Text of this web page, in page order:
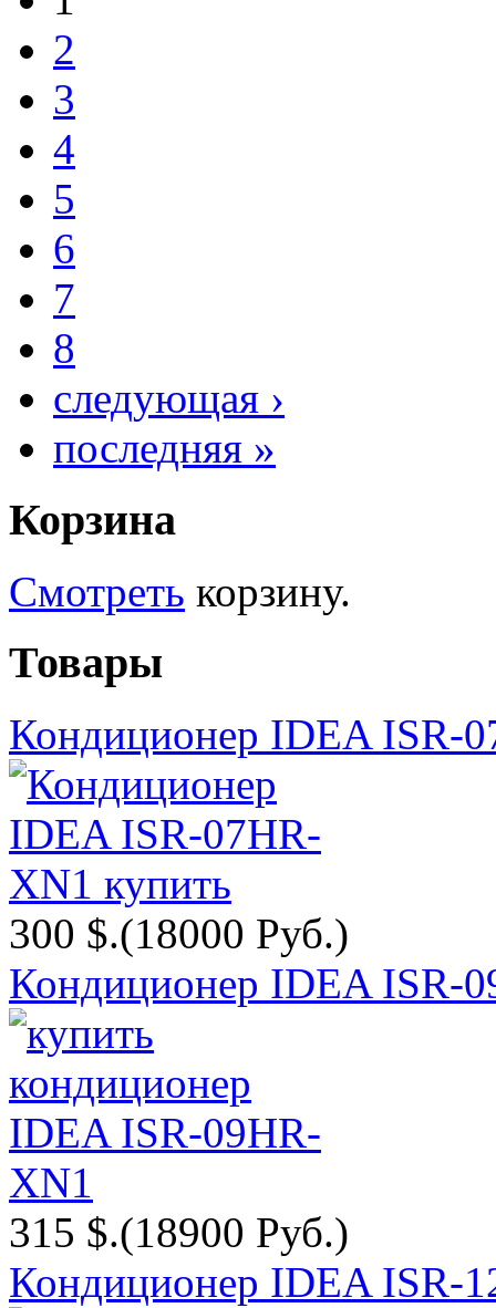
2
3
4
5
6
7
8
следующая ›
последняя »
Корзина
Смотреть корзину.
Товары
Кондиционер IDEA ISR-
300 $.(18000 Руб.)
Кондиционер IDEA ISR-
315 $.(18900 Руб.)
Кондиционер IDEA ISR-